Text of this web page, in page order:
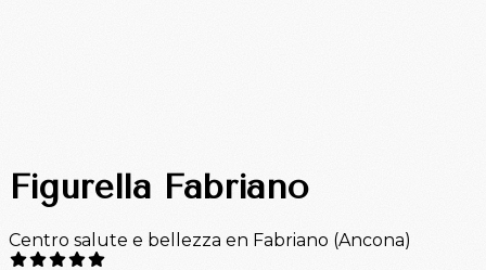
Figurella Fabriano
Centro salute e bellezza en Fabriano (Ancona)